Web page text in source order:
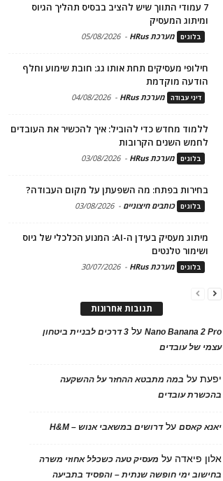
7 עמודי התווך שיש להציב בבסיס תהליך הגיוס
ומיתוג המעסיק
בלוגים מערכת HRus -
05/08/2026
חילופי מעסיקים תחת אותו גג: חובת שימוע וחלף
הודעה מוקדמת
דיני עבודה מערכת HRus -
04/08/2026
ללמוד מחדש כדי להוביל: איך להכשיר את העובדים
לחמש השנים הקרובות
בלוגים מערכת HRus -
03/08/2026
בחירות בפתח: מה השפעתן על מקום העבודה?
בלוגים כותבים חיצוניים -
03/08/2026
מיתוג מעסיק בעידן ה-AI: המנוע הכלכלי של גיוס
ושימור טלנטים
בלוגים מערכת HRus -
30/07/2026
תגובות אחרונות
Nano Banana 2 Proעל
3 דרכים לבניית ביטחון
עצמי של עובדים
יפעתעל במה מתבטא ההחזר על ההשקעה
בהכשרת עובדים
יאנא קאסםעלדרושים במשאבי אנוש – H&M
אלון פיאדה על מעסיק טעה כשכלל אחוזי משרה
בחישוב ימי חופשה שנתית – והפסיד בתביעה